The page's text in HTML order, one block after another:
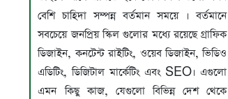
বেশি চাহিদা সম্পন্ন বর্তমান সময়ে । বর্তমানে
সবচেয়ে জনপ্রিয় স্কিল গুলোর মধ্যে রয়েছে গ্রাফিক
ডিজাইন, কনটেন্ট রাইটিং, ওয়েব ডিজাইন, ভিডিও
এডিটিং, ডিজিটাল মার্কেটিং এবং SEO। এগুলো
এমন কিছু কাজ, যেগুলো বিভিন্ন দেশ থেকে